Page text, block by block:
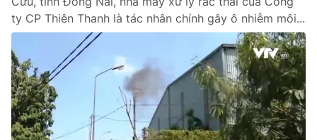
ty CP Thiên Thanh là tác nhân chính gây ô nhiễm môi...